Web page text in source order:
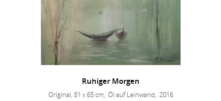
Ruhiger Morgen
Original, 81 x 65 cm, Öl auf Leinwand, 2016